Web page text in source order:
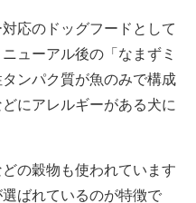
応のドッグフードとして
ューアル後の「なまずミ
ンパク質が魚のみで構成
にアレルギーがある犬に
の穀物も使われています
ばれているのが特徴で